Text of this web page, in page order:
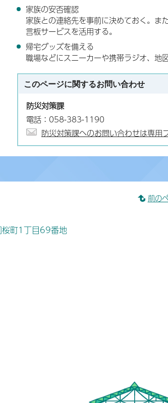
家族の安否確認
家族との連絡先を事前に決めておく。
言板サービスを活用する。
帰宅グッズを備える
職場などにスニーカーや携帯ラジオ、地
このページに関するお問い合わせ
防災対策課
電話：058-383-1190
防災対策課へのお問い合わせは専用
前の
町1丁目69番地